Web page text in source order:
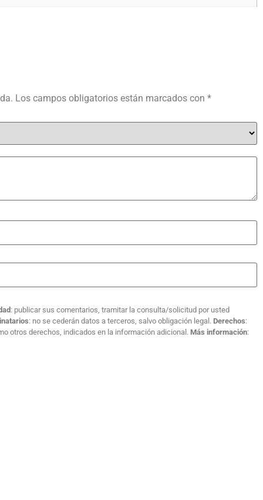
Los campos obligatorios están marcados con *
: publicar sus comentarios, tramitar la consulta/solicitud por usted
: no se cederán datos a terceros, salvo obligación legal. Derechos:
otros derechos, indicados en la información adicional. Más información: